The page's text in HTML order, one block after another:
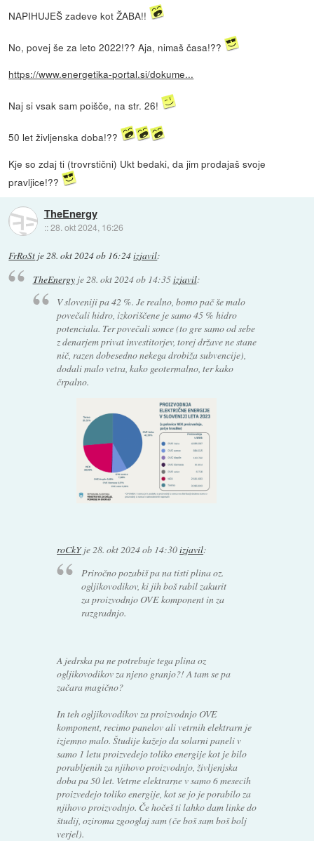
NAPIHUJEŠ zadeve kot ŽABA!!
No, povej še za leto 2022!?? Aja, nimaš časa!??
https://www.energetika-portal.si/dokume...
Naj si vsak sam poišče, na str. 26!
50 let življenska doba!??
Kje so zdaj ti (trovrstični) Ukt bedaki, da jim prodajaš svoje
pravljice!??
TheEnergy
::28. okt 2024, 16:26
FrRoSt je28. okt 2024 ob 16:24izjavil:
TheEnergyje 28. okt 2024 ob 14:35izjavil:
V sloveniji pa 42 %. Je realno, bomo pač še malo
povečali hidro, izkoriščene je samo 45 % hidro
potenciala. Ter povečali sonce (to gre samo od sebe
z denarjem privat investitorjev, torej države ne stane
nič, razen dobesedno nekega drobiža subvencije),
dodali malo vetra, kako geotermalno, ter kako
črpalno.
roCkYje28. okt 2024 ob 14:30izjavil:
Priročno pozabiš pa na tisti plina oz.
ogljikovodikov, ki jih boš rabil zakurit
za proizvodnjo OVE komponent in za
razgradnjo.
A jedrska pa ne potrebuje tega plina oz
ogljikovodikov za njeno granjo?! A tam se pa
začara magično?
In teh ogljikovodikov za proizvodnjo OVE
komponent, recimo panelov ali vetrnih elektrarn je
izjemno malo. Študije kažejo da solarni paneli v
samo 1 letu proizvedejo toliko energije kot je bilo
porabljenih za njihovo proizvodnjo, življenjska
doba pa 50 let. Vetrne elektrarne v samo 6 mesecih
proizvedejo toliko energije, kot se jo je porabilo za
njihovo proizvodnjo. Če hočeš ti lahko dam linke do
študij, oziroma zgooglaj sam (če boš sam boš bolj
verjel).